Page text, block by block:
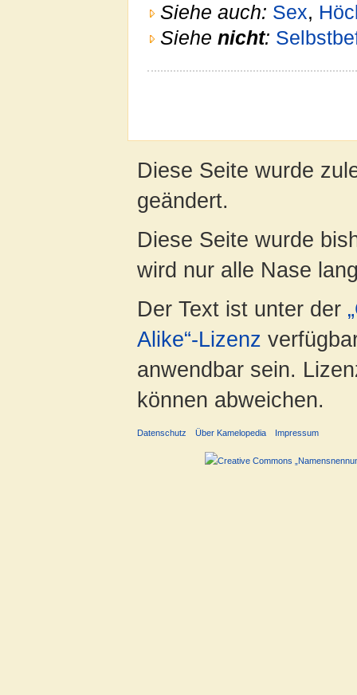
Siehe auch: Sex,
Siehe nicht:
Diese Seite wurde
geändert.
Diese Seite wurde
wird nur alle Nase
Der Text ist unter der
Alike“-Lizenz
anwendbar sein.
können abweichen.
Datenschutz Über Kamelopedia Impressum